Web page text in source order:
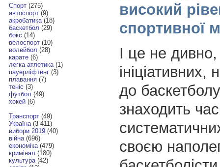
Спорт(275)
автоспорт(9)
акробатика(18)
баскетбол (29)
бокс (14)
велоспорт(10)
волейбол (28)
карате(6)
легка атлетика(1)
пауерліфтинг(3)
плавання(7)
теніс (3)
футбол (49)
хокей(6)
Транспорт(49)
Україна(3 411)
вибори 2019(40)
війна(696)
економіка(479)
кримінал (180)
культура(42)
високий
спортивної
І це не
до баскетболу
знаходить
своєю